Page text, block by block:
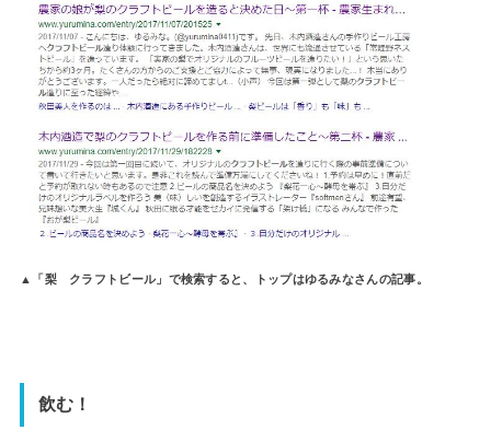
▲「梨 クラフトビール」で検索すると、トップはゆるみなさんの記事。
飲む！